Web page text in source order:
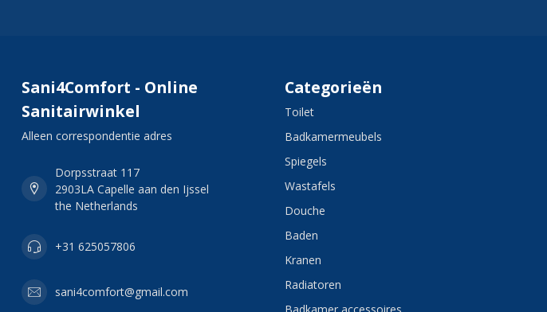
Sani4Comfort - Online
Sanitairwinkel
Alleen correspondentie adres
Dorpsstraat 117
2903LA Capelle aan den Ijssel
the Netherlands
+31 625057806
sani4comfort@gmail.com
Categorieën
Toilet
Badkamermeubels
Spiegels
Wastafels
Douche
Baden
Kranen
Radiatoren